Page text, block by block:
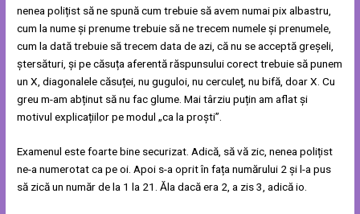
nenea polițist să ne spună cum trebuie să avem numai pix albastru,
cum la nume și prenume trebuie să ne trecem numele și prenumele,
cum la dată trebuie să trecem data de azi, că nu se acceptă greșeli,
ștersături, și pe căsuța aferentă răspunsului corect trebuie să punem
un X, diagonalele căsuței, nu guguloi, nu cerculeț, nu bifă, doar X. Cu
greu m-am abținut să nu fac glume. Mai târziu puțin am aflat și
motivul explicațiilor pe modul „ca la proști”.
Examenul este foarte bine securizat. Adică, să vă zic, nenea polițist
ne-a numerotat ca pe oi. Apoi s-a oprit în fața numărului 2 și l-a pus
să zică un număr de la 1 la 21. Ăla dacă era 2, a zis 3, adică io.